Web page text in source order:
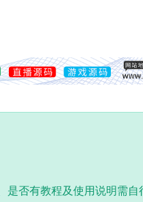
否有教程及使用说明需